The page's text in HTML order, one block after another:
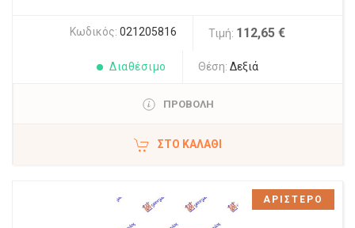
Κωδικός: 021205816 Τιμή: 112,65 €
Διαθέσιμο Θέση: Δεξιά
ΠΡΟΒΟΛΗ
ΣΤΟ ΚΑΛΆΘΙ
ΑΡΙΣΤΕΡΟ